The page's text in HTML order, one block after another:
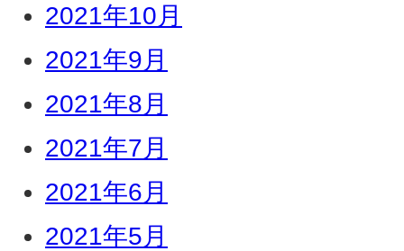
2021年10月
2021年9月
2021年8月
2021年7月
2021年6月
2021年5月